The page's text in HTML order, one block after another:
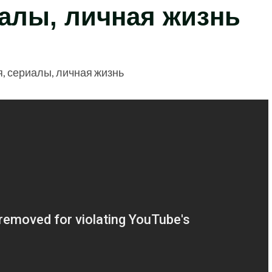
личная жизнь